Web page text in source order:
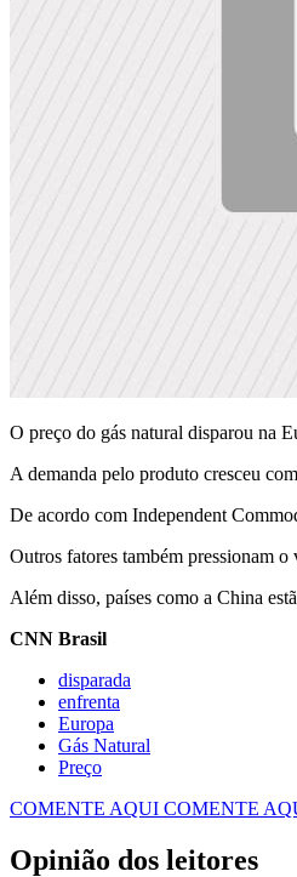
O preço do gás natural disparou na
A demanda pelo produto cresceu
De acordo com Independent
Outros fatores também pressionam
Além disso, países como a China
CNN Brasil
disparada
enfrenta
Europa
Gás Natural
Preço
COMENTE AQUI COMENTE
Opinião dos leitores